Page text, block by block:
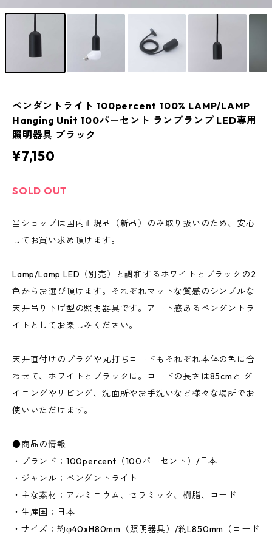
ペンダントライト 100percent 100% LAMP/LAMP
Hanging Unit 100パーセント ランプランプ LED専用
照明器具 ブラック
¥7,150
SOLD OUT
当ショップは国内正規品（新品）のみ取り扱いのため、安心
してお買い求め頂けます。
Lamp/Lamp LED（別売）と調和するホワイトとブラックの2
色からお選び頂けます。それぞれマットな質感のシンプルな
天井吊り下げ型の照明器具です。アート感あるペンダントラ
イトとしてお楽しみください。
天井直付けのプラグや丸打ちコードもそれぞれ本体の色に合
わせて、ホワイトとブラックに。コードの長さは85cmと ダ
イニングやリビング、洗面所やお手洗いなど様々な場所でお
使いいただけます。
●商品の情報
・ブランド：100percent（100パーセント）/日本
・ジャンル：ペンダントライト
・主な素材：アルミニウム、セラミック、樹脂、コード
・生産国：日本
・サイズ：約φ40xH80mm（照明器具）/約L850mm（コード